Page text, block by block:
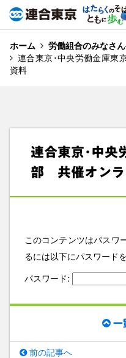
ホーム 労働組合のみなさ
連合東京･中央労働金庫東
資料
連合東京･中央
部 共催オンラ
このコンテンツはパスワ
るには以下にパスワード
パスワード:
一
前の記事へ